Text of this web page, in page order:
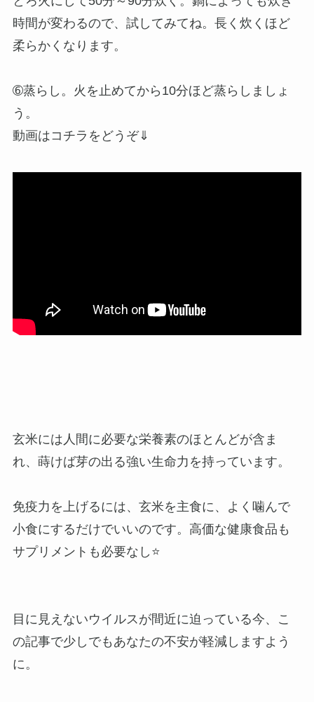
時間が変わるので、試してみてね。長く炊くほど
柔らかくなります。
➅蒸らし。火を止めてから10分ほど蒸らしましょ
う。
動画はコチラをどうぞ⇓
玄米には人間に必要な栄養素のほとんどが含ま
れ、蒔けば芽の出る強い生命力を持っています。
免疫力を上げるには、玄米を主食に、よく噛んで
小食にするだけでいいのです。高価な健康食品も
サプリメントも必要なし⭐️
目に見えないウイルスが間近に迫っている今、こ
の記事で少しでもあなたの不安が軽減しますよう
に。